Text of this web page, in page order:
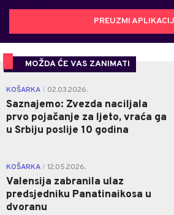
PREUZMI
MOŽDA ĆE VAS ZANIMATI
KOŠARKA 02.03.2026.
Saznajemo: Zvezda naciljala
prvo pojačanje za ljeto, vraća ga
u Srbiju poslije 10 godina
KOŠARKA 12.05.2026.
Valensija zabranila ulaz
predsjedniku Panatinaikosa u
dvoranu